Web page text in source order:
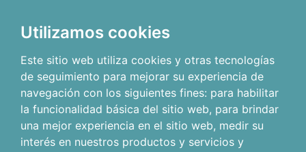
Utilizamos cookies
Este sitio web utiliza cookies y otras tecnologías
de seguimiento para mejorar su experiencia de
navegación con los siguientes fines: para habilitar
la funcionalidad básica del sitio web, para brindar
una mejor experiencia en el sitio web, medir su
interés en nuestros productos y servicios y